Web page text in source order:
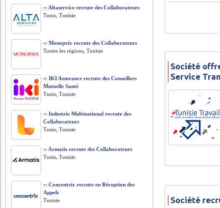
Société
Service
Société
›› Altaservice recrute des Collaborateurs
Tunis, Tunisie
›› Monoprix recrute des Collaborateurs
Toutes les régions, Tunisie
›› IKI Assurance recrute des Conseillers
Mutuelle Santé
Tunis, Tunisie
›› Industrie Multinational recrute des
Collaborateurs
Tunis, Tunisie
›› Armatis recrute des Collaborateurs
Tunis, Tunisie
›› Concentrix recrute en Réception des
Appels
Tunisie